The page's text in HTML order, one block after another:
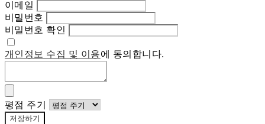
이메일
비밀번호
비밀번호 확인
개인정보 수집 및 이용에 동의합니다.
평점 주기
저장하기